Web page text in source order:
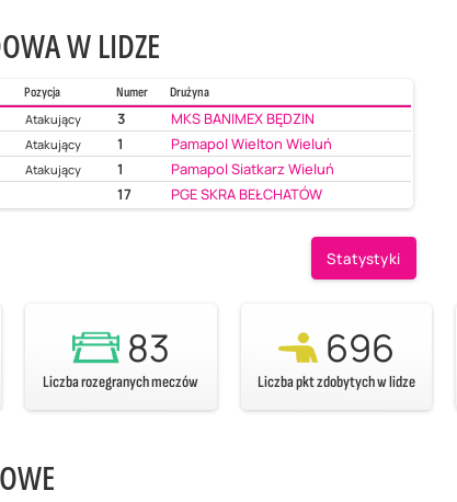
W LIDZE
Pozycja Numer
Drużyna
Atakujący 3 MKS BANIMEX BĘDZIN
Atakujący 1 Pamapol Wielton Wieluń
Atakujący 1 Pamapol Siatkarz Wieluń
17 PGE SKRA BEŁCHATÓW
Statystyki
83
Liczba rozegranych meczów
696
Liczba pkt zdobytych w lidze